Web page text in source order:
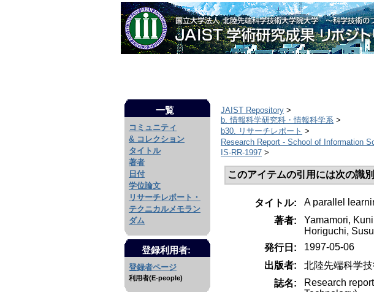
一覧
コミュニティ
& コレクション
タイトル
著者
日付
学位論文
リサーチレポート・
テクニカルメモラン
ダム
登録利用者:
登録者ページ
利用者(E-people)
JAIST Repository >
b. 情報科学研究科・情報科学系 >
b30. リサーチレポート >
Research Report - School of Information
IS-RR-1997 >
このアイテムの引用には次の識
タイトル:
A parallel
著者:
Yamamori,
Horiguchi,
発行日:
1997-05-06
出版者:
北陸先端科学
誌名:
Research